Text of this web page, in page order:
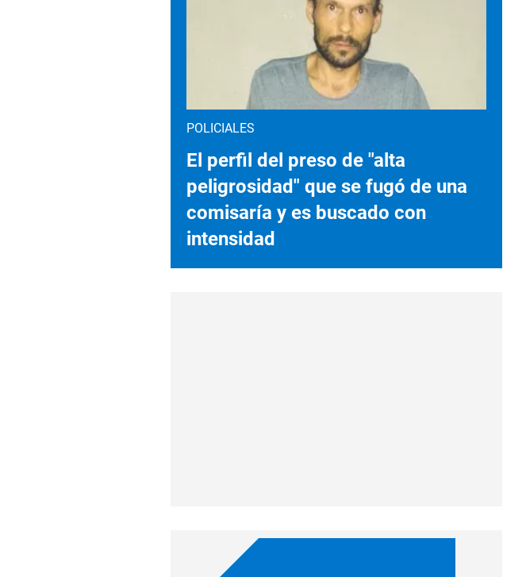
POLICIALES
El perfil del preso de "alta
peligrosidad" que se fugó de una
comisaría y es buscado con
intensidad